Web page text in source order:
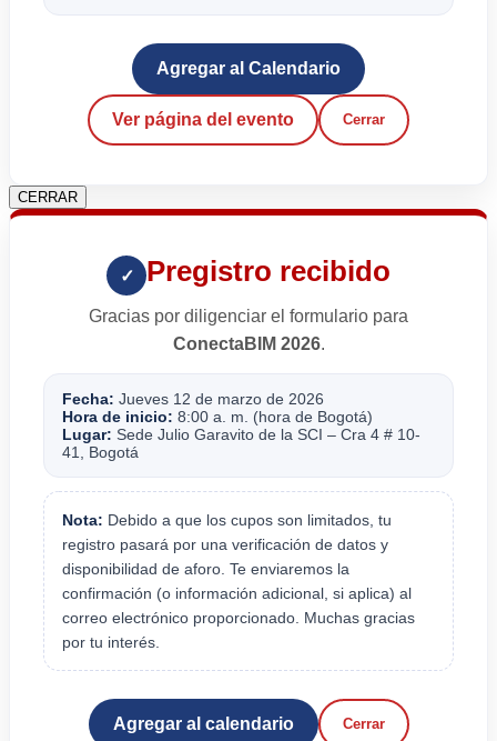
Agregar al Calendario
Ver página del evento Cerrar
CERRAR
✓ Pregistro recibido
Gracias por diligenciar el formulario para
ConectaBIM 2026.
Fecha: Jueves 12 de marzo de 2026
Hora de inicio: 8:00 a. m. (hora de Bogotá)
Lugar: Sede Julio Garavito de la SCI – Cra 4 # 10-
41, Bogotá
Nota: Debido a que los cupos son limitados, tu
registro pasará por una verificación de datos y
disponibilidad de aforo. Te enviaremos la
confirmación (o información adicional, si aplica) al
correo electrónico proporcionado. Muchas gracias
por tu interés.
Agregar al calendario Cerrar